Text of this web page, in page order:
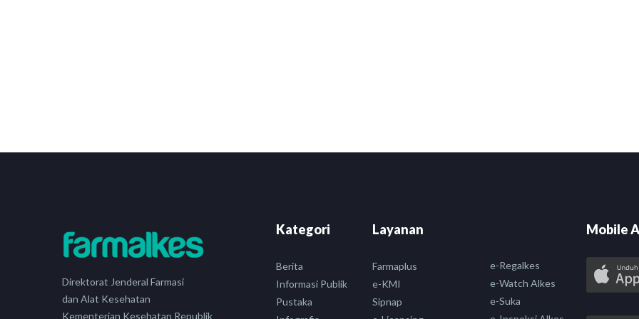
Direktorat Jenderal Farmasi
dan Alat Kesehatan
Kementerian Kesehatan Republik
Kategori
Berita
Informasi Publik
Pustaka
Layanan
Farmaplus
e-KMI
Sipnap
e-Regalkes
e-Watch Alkes
e-Suka
Mobile